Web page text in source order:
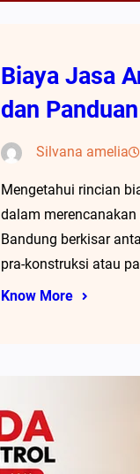
Biaya Jasa
dan
Silvana amelia
Mengetahui rincian
dalam
Bandung berkisar
pra-konstruksi atau
Know More